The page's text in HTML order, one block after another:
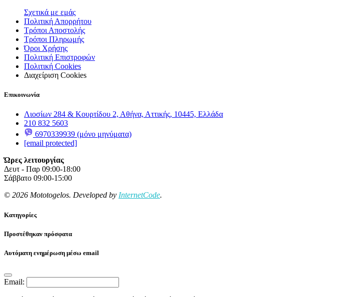
Σχετικά με εμάς
Πολιτική Απορρήτου
Τρόποι Αποστολής
Τρόποι Πληρωμής
Όροι Χρήσης
Πολιτική Επιστροφών
Πολιτική Cookies
Διαχείριση Cookies
Επικοινωνία
Λιοσίων 284 & Κουρτίδου 2, Αθήνα, Αττικής, 10445, Ελλάδα
210 832 5603
6970339939 (μόνο μηνύματα)
[email protected]
Ώρες λειτουργίας
Δευτ - Παρ 09:00-18:00
Σάββατο 09:00-15:00
© 2026 Mototogelos. Developed by InternetCode.
Κατηγορίες
Προστέθηκαν πρόσφατα
Αυτόματη ενημέρωση μέσω email
Email: